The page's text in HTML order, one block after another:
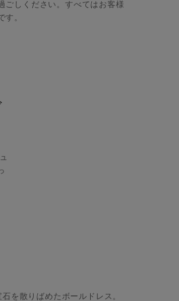
ごしください。すべてはお客様
す。
を散りばめたボールドレス。